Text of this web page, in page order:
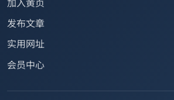
发布文章
实用网址
会员中心